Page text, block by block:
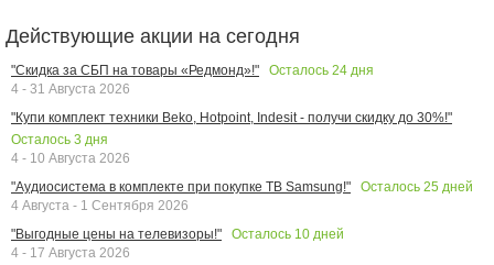
Действующие акции на сегодня
"Скидка за СБП на товары «Редмонд»!" Осталось 24 дня
4 - 31 Августа 2026
"Купи комплект техники Beko, Hotpoint, Indesit - получи скидку до 30%!"
Осталось 3 дня
4 - 10 Августа 2026
"Аудиосистема в комплекте при покупке ТВ Samsung!"
Осталось 25 дней
4 Августа - 1 Сентября 2026
"Выгодные цены на телевизоры!"
Осталось 10 дней
4 - 17 Августа 2026